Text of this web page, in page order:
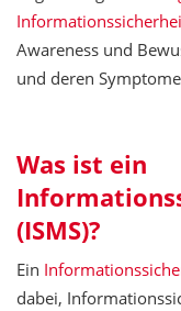
Awareness und
und deren
Was ist ein
(ISMS)?
Ein
dabei,